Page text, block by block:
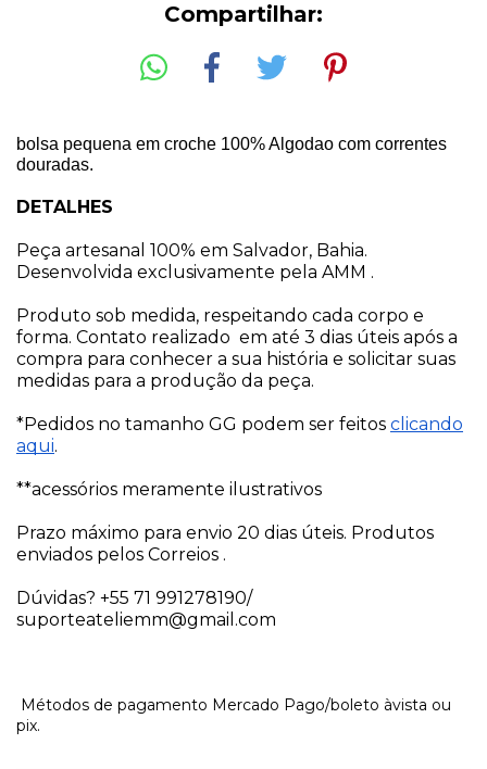
Compartilhar:
bolsa pequena em croche 100% Algodao com correntes
douradas.
DETALHES
Peça artesanal 100% em Salvador, Bahia.
Desenvolvida exclusivamente pela AMM .
Produto sob medida, respeitando cada corpo e
forma. Contato realizado em até 3 dias úteis após a
compra para conhecer a sua história e solicitar suas
medidas para a produção da peça.
*Pedidos no tamanho GG podem ser feitos clicando
aqui.
**acessórios meramente ilustrativos
Prazo máximo para envio 20 dias úteis. Produtos
enviados pelos Correios .
Dúvidas? +55 71 991278190/
suporteateliemm@gmail.com
Métodos de pagamento Mercado Pago/boleto àvista ou
pix.